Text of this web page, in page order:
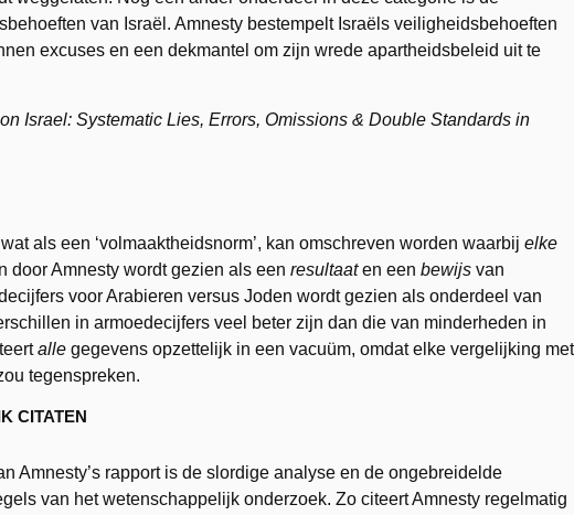
van Israël. Amnesty bestempelt Israëls veiligheidsbehoeften
excuses en een dekmantel om zijn wrede apartheidsbeleid uit te
Israel: Systematic Lies, Errors, Omissions & Double Standards in
als een ‘volmaaktheidsnorm’, kan omschreven worden waarbij elke
door Amnesty wordt gezien als een resultaaten een bewijs van
voor Arabieren versus Joden wordt gezien als onderdeel van
in armoedecijfers veel beter zijn dan die van minderheden in
alle gegevens opzettelijk in een vacuüm, omdat elke vergelijking met
tegenspreken.
CITATEN
Amnesty’s rapport is de slordige analyse en de ongebreidelde
van het wetenschappelijk onderzoek. Zo citeert Amnesty regelmatig